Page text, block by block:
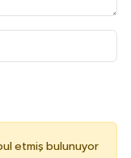
etmiş bulunuyor